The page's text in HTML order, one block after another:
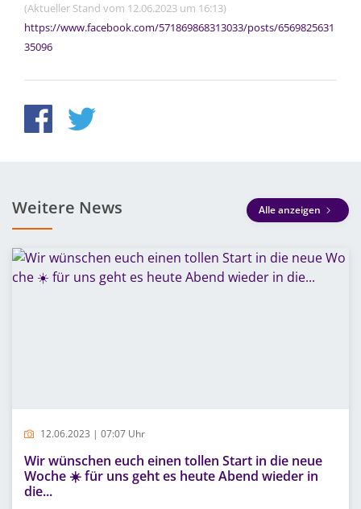
(Aktueller Stand vom 12.06.2023 um 16:13)
https://www.facebook.com/571869868313033/posts/6569825631
35096
Weitere News Alle anzeigen
12.06.2023 | 07:07 Uhr
Wir wünschen euch einen tollen Start in die neue
Woche ☀️ für uns geht es heute Abend wieder in
die...